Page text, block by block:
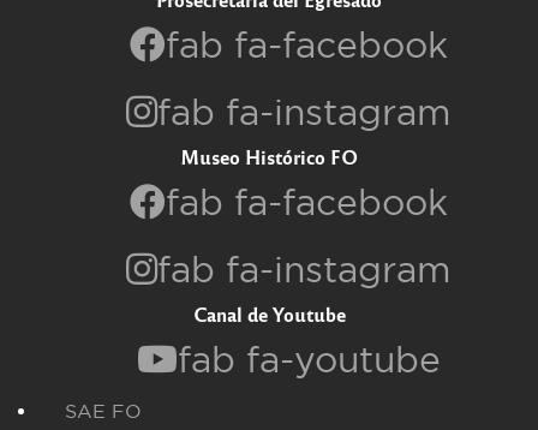
fab fa-facebook
fab fa-instagram
Museo Histórico FO
fab fa-facebook
fab fa-instagram
Canal de Youtube
fab fa-youtube
SAE FO